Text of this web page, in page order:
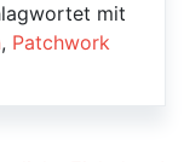
mit
, Patchwork